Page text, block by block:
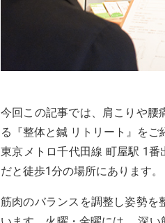
今回この記事では、肩こりや腰
る『整体と鍼 リトリート』をご
東京メトロ千代田線 町屋駅 1
だと徒歩1分の場所にあります。
筋肉のバランスを調整し姿勢を